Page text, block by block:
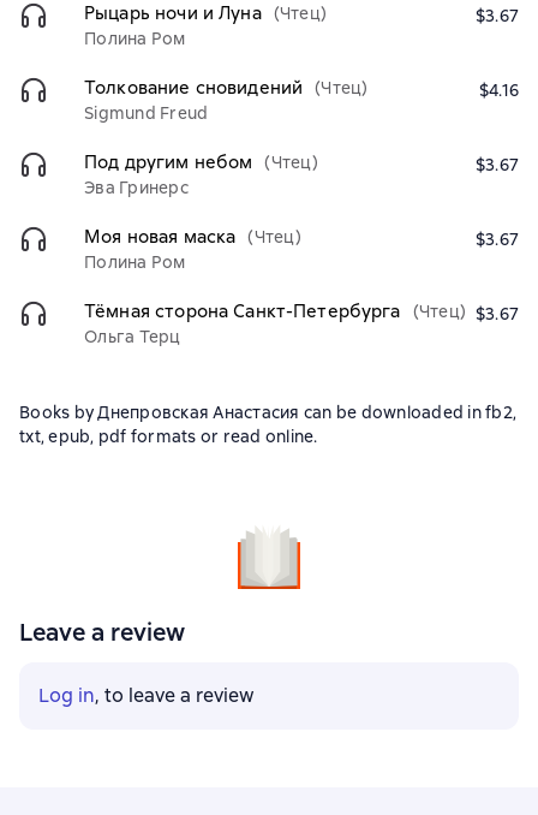
Рыцарь ночи и Луна (Чтец)
Полина Ром
$3.67
Толкование сновидений
(Чтец)
Sigmund Freud
$4.16
Под другим небом
(Чтец)
Эва Гринерс
$3.67
Моя новая маска (Чтец)
Полина Ром
$3.67
Тёмная сторона Санкт-Петербурга
(Чтец)
Ольга Терц
$3.67
Books by Днепровская Анастасия can be downloaded in fb2,
txt, epub, pdf formats or read online.
Leave a review
Log in, to leave a review